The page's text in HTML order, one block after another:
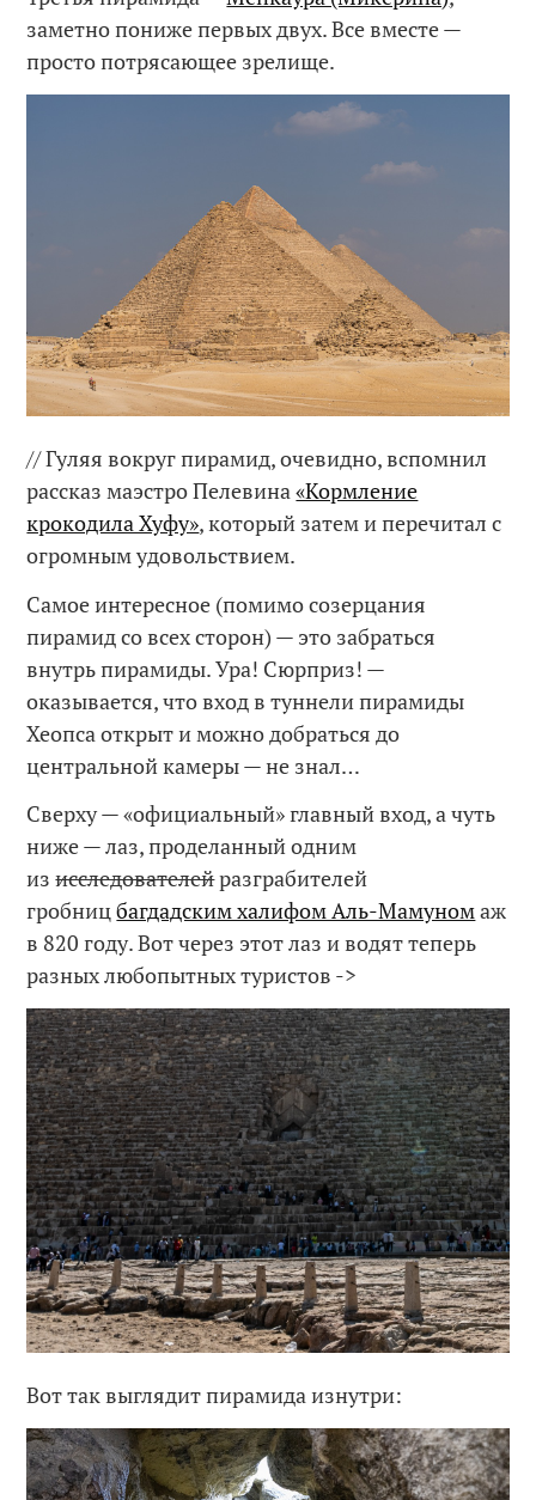
заметно пониже первых двух. Все вместе —
просто потрясающее зрелище.
// Гуляя вокруг пирамид, очевидно, вспомнил
рассказ маэстро Пелевина«Кормление
крокодила Хуфу», который затем и перечитал с
огромным удовольствием.
Самое интересное (помимо созерцания
пирамид со всех сторон) — это забраться
внутрь пирамиды. Ура! Сюрприз! —
оказывается, что вход в туннели пирамиды
Хеопса открыт и можно добраться до
центральной камеры — не знал…
Сверху — «официальный» главный вход, а чуть
ниже — лаз, проделанный одним
изисследователейразграбителей
гробницбагдадским халифом Аль-Мамуномаж
в 820 году. Вот через этот лаз и водят теперь
разных любопытных туристов ->
Вот так выглядит пирамида изнутри: